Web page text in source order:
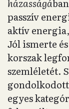
házasságá
passzív
aktív
Jól ismerte
korszak
szemléletét.
egyes